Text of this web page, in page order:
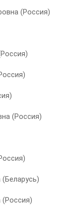
(Россия)
(Россия)